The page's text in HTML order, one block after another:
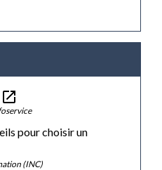
open_in_new
pour choisir un
(INC)